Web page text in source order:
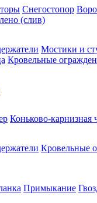
Снегостопор
(слив)
Мостики и
Кровельные
Коньково-карнизная
Кровельные
Примыкание